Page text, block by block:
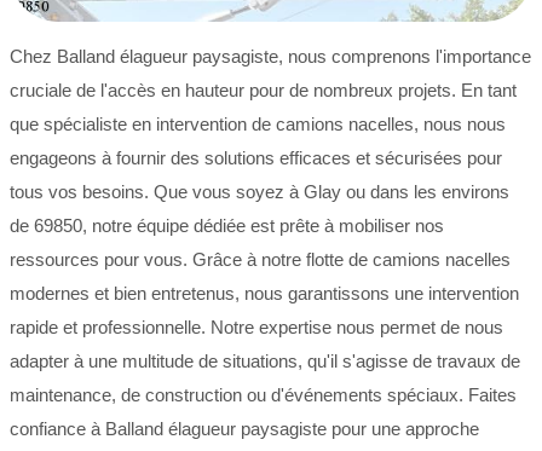
Chez Balland élagueur paysagiste, nous comprenons l'importance
cruciale de l'accès en hauteur pour de nombreux projets. En tant
que spécialiste en intervention de camions nacelles, nous nous
engageons à fournir des solutions efficaces et sécurisées pour
tous vos besoins. Que vous soyez à Glay ou dans les environs
de 69850, notre équipe dédiée est prête à mobiliser nos
ressources pour vous. Grâce à notre flotte de camions nacelles
modernes et bien entretenus, nous garantissons une intervention
rapide et professionnelle. Notre expertise nous permet de nous
adapter à une multitude de situations, qu'il s'agisse de travaux de
maintenance, de construction ou d'événements spéciaux. Faites
confiance à Balland élagueur paysagiste pour une approche